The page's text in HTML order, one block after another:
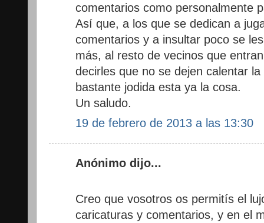
comentarios como personalmente
Así que, a los que se dedican a
comentarios y a insultar poco se
más, al resto de vecinos que
decirles que no se dejen calentar
bastante jodida esta ya la cosa.
Un saludo.
19 de febrero de 2013 a las 13:30
Anónimo dijo...
Creo que vosotros os permitís el
caricaturas y comentarios, y en el